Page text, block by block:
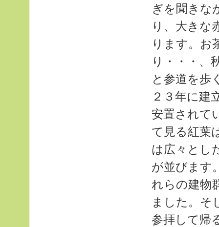
ぎを聞きな
り、大きな
ります。お
り・・・、
と参道を歩
２３年に建
安置されて
て見る紅葉
は広々とし
が並びます
れらの建物
ました。そ
参拝して帰